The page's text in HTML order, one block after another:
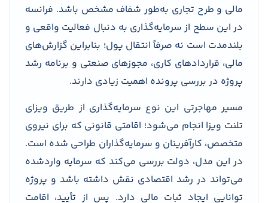
مالی و طرح تجاری به‌طور شفاف مشخص باشد. فرانسه
در این سطح از سرمایه‌گذاری به دنبال فعالیت واقعی و
بلندمدت است نه صرفاً انتقال پول؛ بنابراین گزارش‌های
مالی، قراردادهای کاری، مجوزهای صنعتی و برنامه رشد
پروژه در بررسی پرونده اهمیت زیادی دارند.
مسیر مهاجرتی این نوع سرمایه‌گذاری از طریق ویزای
تلنت ویزا انجام می‌شود؛ اقامتی قانونی که برای نیروی
متخصص، کارآفرینان و سرمایه‌گذاران طراحی شده است.
در این مدل، دولت بررسی می‌کند که سرمایه واردشده
می‌تواند در رشد اقتصادی نقش داشته باشد و پروژه
توانایی ایجاد ثبات مالی دارد. پس از تأیید، اقامت